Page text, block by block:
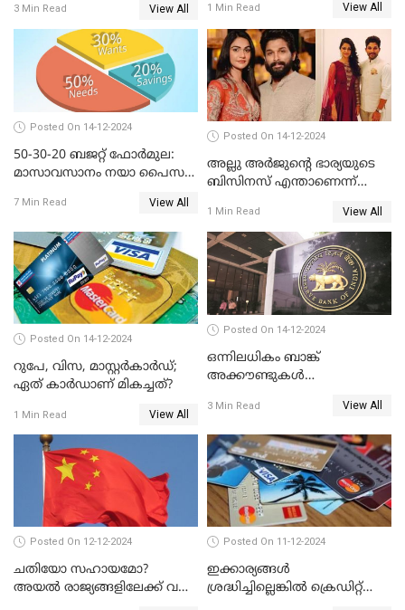
ദിനങ്ങൾ
3 Min Read View All 1 Min Read View All
Posted On 14-12-2024
50-30-20 ബജറ്റ് ഫോർമുല:
മാസാവസാനം നയാ പൈസ
7 Min Read View All
Posted On 14-12-2024
അല്ലു അർജുൻ്റെ ഭാര്യയുടെ
ബിസിനസ് എന്താണെന്ന്
1 Min Read View All
Posted On 14-12-2024
റുപേ, വിസ, മാസ്റ്റർകാർഡ്;
ഏത് കാർഡാണ് മികച്ചത്?
1 Min Read View All
Posted On 14-12-2024
ഒന്നിലധികം ബാങ്ക്
അക്കൗണ്ടുകൾ
ബി ഐ പറയുന്നത് എന്താണ്?
3 Min Read View All
Posted On 12-12-2024
ചതിയോ സഹായമോ?
അയൽ രാജ്യങ്ങളിലേക്ക് വൻ
Posted On 11-12-2024
ഇക്കാര്യങ്ങൾ
ശ്രദ്ധിച്ചില്ലെങ്കിൽ ക്രെഡിറ്റ്